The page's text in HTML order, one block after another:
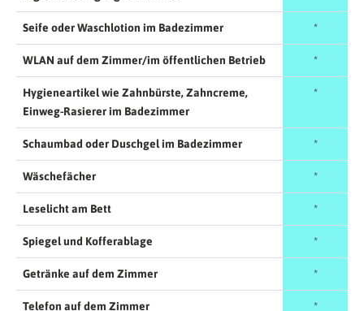
Seife oder Waschlotion im Badezimmer *
WLAN auf dem Zimmer/im öffentlichen Betrieb *
Hygieneartikel wie Zahnbürste, Zahncreme,
Einweg-Rasierer im Badezimmer
*
Schaumbad oder Duschgel im Badezimmer *
Wäschefächer *
Leselicht am Bett *
Spiegel und Kofferablage *
Getränke auf dem Zimmer *
Telefon auf dem Zimmer *